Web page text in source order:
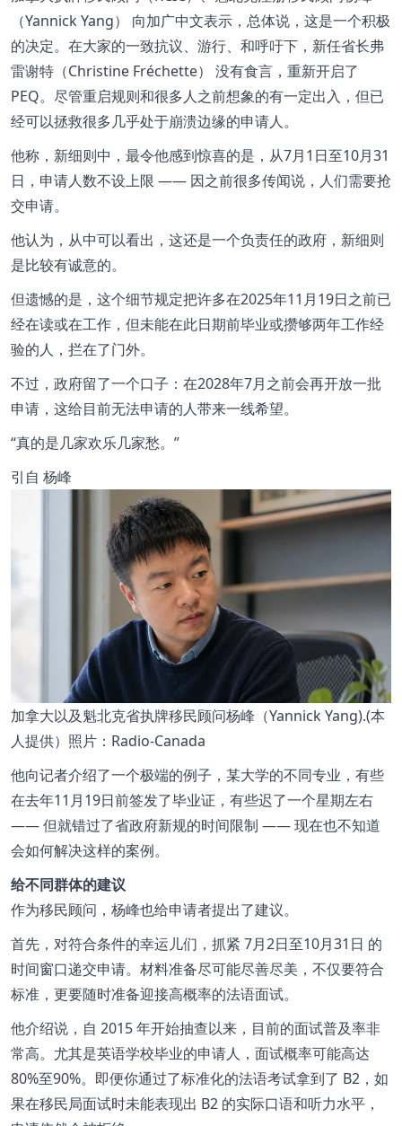
（Yannick Yang） 向加广中文表示，总体说，这是一个积极
的决定。在大家的一致抗议、游行、和呼吁下，新任省长弗
雷谢特（Christine Fréchette） 没有食言，重新开启了
PEQ。尽管重启规则和很多人之前想象的有一定出入，但已
经可以拯救很多几乎处于崩溃边缘的申请人。
他称，新细则中，最令他感到惊喜的是，从7月1日至10月31
日，申请人数不设上限 —— 因之前很多传闻说，人们需要抢
交申请。
他认为，从中可以看出，这还是一个负责任的政府，新细则
是比较有诚意的。
但遗憾的是，这个细节规定把许多在2025年11月19日之前已
经在读或在工作，但未能在此日期前毕业或攒够两年工作经
验的人，拦在了门外。
不过，政府留了一个口子：在2028年7月之前会再开放一批
申请，这给目前无法申请的人带来一线希望。
真的是几家欢乐几家愁。
引自 杨峰
加拿大以及魁北克省执牌移民顾问杨峰（Yannick Yang).(本
人提供）照片：Radio-Canada
他向记者介绍了一个极端的例子，某大学的不同专业，有些
在去年11月19日前签发了毕业证，有些迟了一个星期左右
—— 但就错过了省政府新规的时间限制 —— 现在也不知道
会如何解决这样的案例。
给不同群体的建议
作为移民顾问，杨峰也给申请者提出了建议。
首先，对符合条件的幸运儿们，抓紧 7月2日至10月31日 的
时间窗口递交申请。材料准备尽可能尽善尽美，不仅要符合
标准，更要随时准备迎接高概率的法语面试。
他介绍说，自 2015 年开始抽查以来，目前的面试普及率非
常高。尤其是英语学校毕业的申请人，面试概率可能高达
80%至90%。即便你通过了标准化的法语考试拿到了 B2，如
果在移民局面试时未能表现出 B2 的实际口语和听力水平，